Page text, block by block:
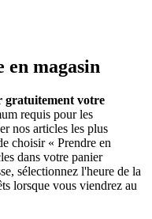
en magasin
gratuitement votre
requis pour les
nos articles les plus
choisir « Prendre en
dans votre panier
sélectionnez l'heure de la
lorsque vous viendrez au